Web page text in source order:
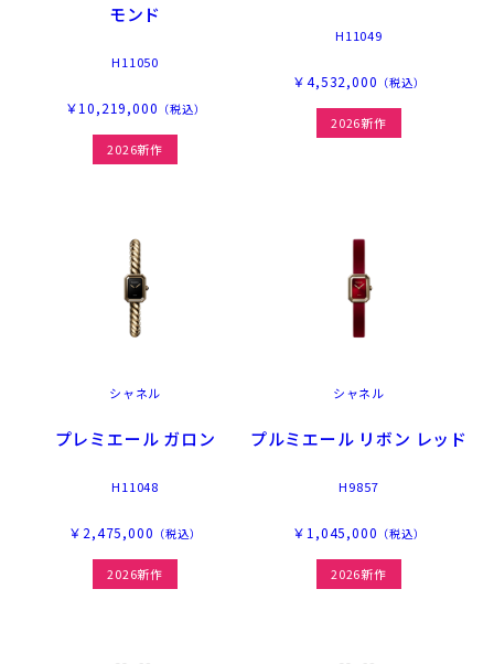
モンド
H11050
￥10,219,000 （税込）
2026新作
H11049
￥4,532,000 （税込）
2026新作
シャネル
プレミエール ガロン
H11048
￥2,475,000 （税込）
2026新作
シャネル
プルミエール リボン レッド
H9857
￥1,045,000 （税込）
2026新作